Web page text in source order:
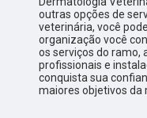
outras opções de
veterinária, você
organização você
os serviços do ramo,
profissionais e
conquista sua
maiores objetivos da